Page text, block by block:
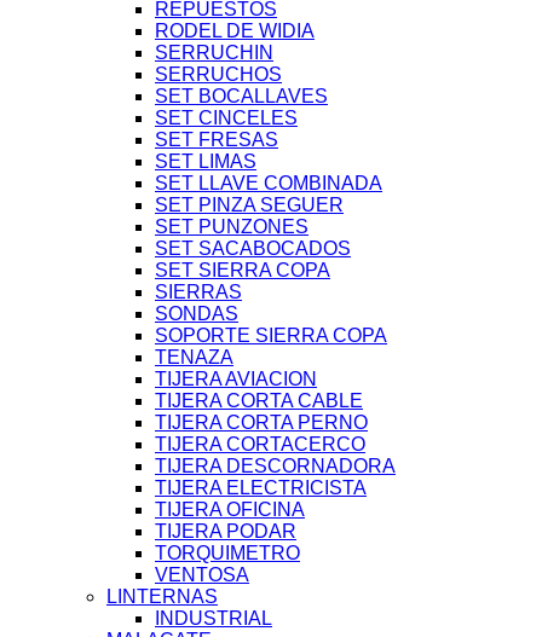
REPUESTOS
RODEL DE WIDIA
SERRUCHIN
SERRUCHOS
SET BOCALLAVES
SET CINCELES
SET FRESAS
SET LIMAS
SET LLAVE COMBINADA
SET PINZA SEGUER
SET PUNZONES
SET SACABOCADOS
SET SIERRA COPA
SIERRAS
SONDAS
SOPORTE SIERRA COPA
TENAZA
TIJERA AVIACION
TIJERA CORTA CABLE
TIJERA CORTA PERNO
TIJERA CORTACERCO
TIJERA DESCORNADORA
TIJERA ELECTRICISTA
TIJERA OFICINA
TIJERA PODAR
TORQUIMETRO
VENTOSA
LINTERNAS
INDUSTRIAL